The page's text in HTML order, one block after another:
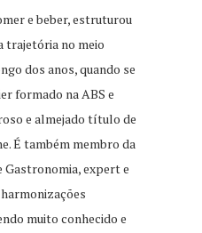
e beber, estruturou
trajetória no meio
dos anos, quando se
formado na ABS e
e almejado título de
É também membro da
Gastronomia, expert e
muito conhecido e